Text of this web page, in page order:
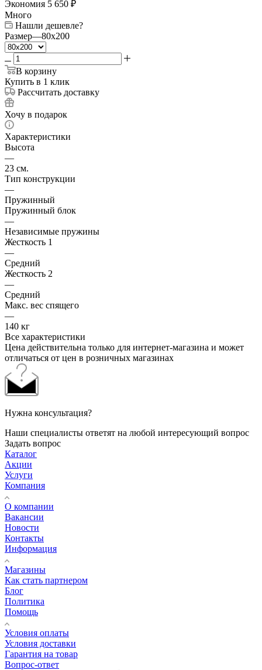
Экономия 5 650 ₽
Много
Нашли дешевле?
Размер—80x200
В корзину
Купить в 1 клик
Рассчитать доставку
Хочу в подарок
Характеристики
Высота
—
23 см.
Тип конструкции
—
Пружинный
Пружинный блок
—
Независимые пружины
Жесткость 1
—
Средний
Жесткость 2
—
Средний
Макс. вес спящего
—
140 кг
Все характеристики
Цена действительна только для интернет-магазина и может
отличаться от цен в розничных магазинах
Нужна консультация?
Наши специалисты ответят на любой интересующий вопрос
Задать вопрос
Каталог
Акции
Услуги
Компания
О компании
Вакансии
Новости
Контакты
Информация
Магазины
Как стать партнером
Блог
Политика
Помощь
Условия оплаты
Условия доставки
Гарантия на товар
Вопрос-ответ